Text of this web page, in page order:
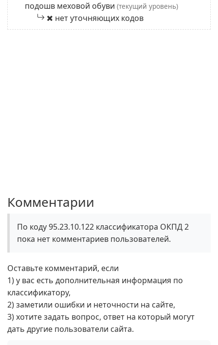
подошв меховой обуви (текущий уровень)
нет уточняющих кодов
Комментарии
По коду 95.23.10.122 классификатора ОКПД 2
пока нет комментариев пользователей.
Оставьте комментарий, если
1) у вас есть дополнительная информация по
классификатору,
2) заметили ошибки и неточности на сайте,
3) хотите задать вопрос, ответ на который могут
дать другие пользователи сайта.